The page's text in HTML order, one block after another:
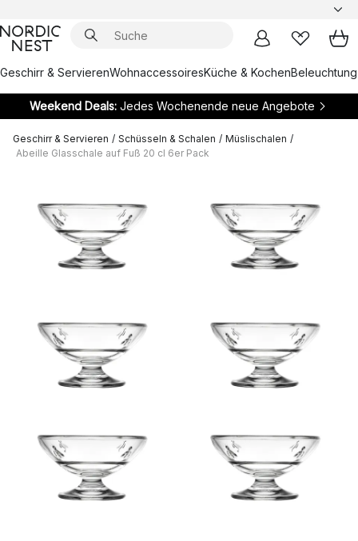
Geschirr & ServierenWohnaccessoiresKüche & KochenBeleuchtung
Weekend Deals:Jedes Wochenende neue Angebote
Geschirr & Servieren / Schüsseln & Schalen / Müslischalen /
Abeille Glasschale auf Fuß 20 cl 6er Pack